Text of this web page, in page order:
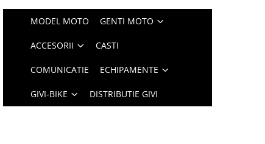
MODEL MOTO GENTI MOTO
ACCESORII CASTI
COMUNICATIE ECHIPAMENTE
GIVI-BIKE DISTRIBUTIE GIVI